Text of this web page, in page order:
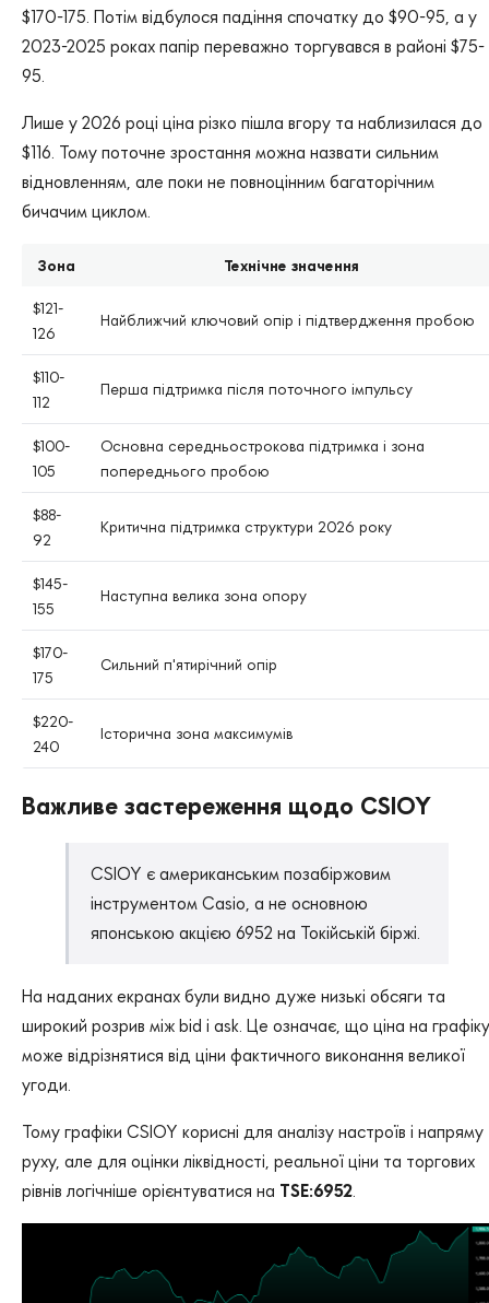
$170-175. Потім відбулося падіння спочатку до $90-95, а у
2023-2025 роках папір переважно торгувався в районі $75-
95.
Лише у 2026 році ціна різко пішла вгору та наблизилася до
$116. Тому поточне зростання можна назвати сильним
відновленням, але поки не повноцінним багаторічним
бичачим циклом.
Зона Технічне значення
$121-
126
Найближчий ключовий опір і підтвердження пробою
$110-
112
Перша підтримка після поточного імпульсу
$100-
105
Основна середньострокова підтримка і зона
попереднього пробою
$88-
92
Критична підтримка структури 2026 року
$145-
155
Наступна велика зона опору
$170-
175
Сильний п'ятирічний опір
$220-
240
Історична зона максимумів
Важливе застереження щодо CSIOY
CSIOY є американським позабіржовим
інструментом Casio, а не основною
японською акцією 6952 на Токійській біржі.
На наданих екранах були видно дуже низькі обсяги та
широкий розрив між bid і ask. Це означає, що ціна на графіку
може відрізнятися від ціни фактичного виконання великої
угоди.
Тому графіки CSIOY корисні для аналізу настроїв і напряму
руху, але для оцінки ліквідності, реальної ціни та торгових
рівнів логічніше орієнтуватися на TSE:6952.